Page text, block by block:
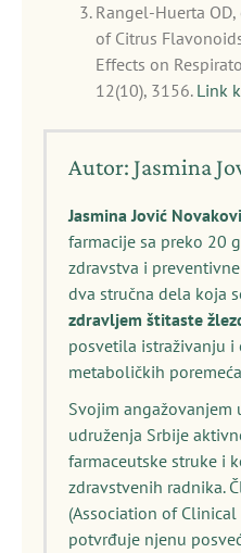
Rangel-Huerta
of Citrus
Effects on
12(10), 3156. Link
Autor: Jasmina
Jasmina Jović
farmacije sa preko 20
zdravstva i
dva stručna dela koja
zdravljem štitaste
posvetila istraživanju i
metaboličkih
Svojim angažovanjem
udruženja Srbije
farmaceutske struke i
zdravstvenih radnika.
(Association of Clinical
potvrđuje njenu